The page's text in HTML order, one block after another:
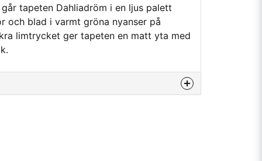
tapeten Dahliadröm i en ljus palett
och blad i varmt gröna nyanser på
limtrycket ger tapeten en matt yta med
produkten...